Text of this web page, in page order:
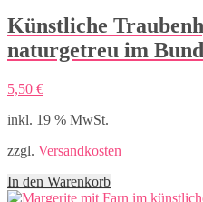
Künstliche
naturgetreu im Bund
5,50 €
inkl. 19 % MwSt.
zzgl. Versandkosten
In den Warenkorb